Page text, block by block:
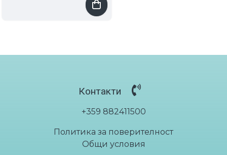
тво
€15.34/ лв30.00
Контакти
+359 882411500
Политика за поверителност
Общи условия